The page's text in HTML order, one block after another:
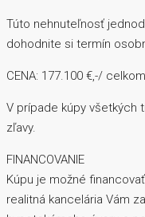
Túto nehnuteľnosť
dohodnite si termín
CENA: 177.100 €,-/ celkom
V prípade kúpy všetkých
zľavy.
FINANCOVANIE
Kúpu je možné
realitná kancelária Vám